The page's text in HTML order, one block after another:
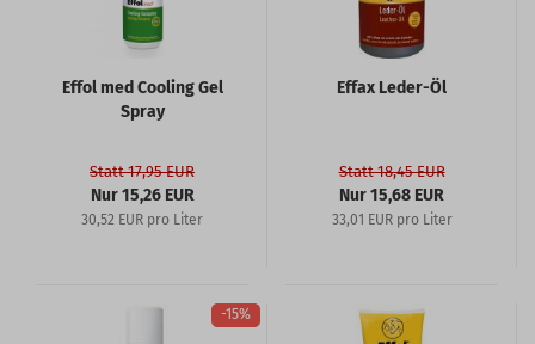
Effol med Cooling Gel
Spray
Statt 17,95 EUR
Nur 15,26 EUR
30,52 EUR pro Liter
Effax Leder-Öl
Statt 18,45 EUR
Nur 15,68 EUR
33,01 EUR pro Liter
-15%